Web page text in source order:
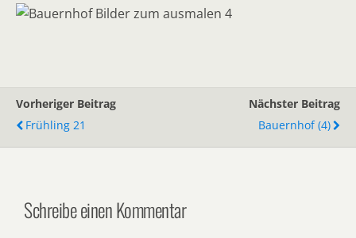
Vorheriger Beitrag
Frühling 21
Nächster Beitrag
Bauernhof (4)
Schreibe einen Kommentar